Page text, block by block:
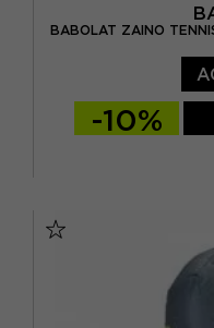
BABOLAT ZAINO
-10%